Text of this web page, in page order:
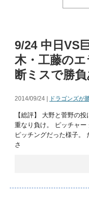
9/24 中日VS
木・工藤のエ
断ミスで勝負
2014/09/24 | ドラゴンズが
【総評】 大野と菅野の
重なり負け。 ピッチャ
ピッチングだった様子。
さ